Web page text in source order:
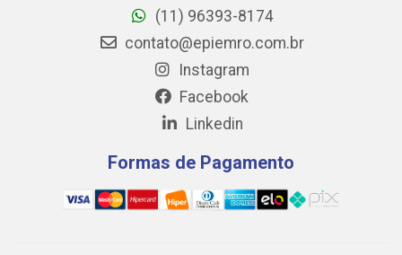
(11) 96393-8174
contato@epiemro.com.br
Instagram
Facebook
Linkedin
Formas de Pagamento